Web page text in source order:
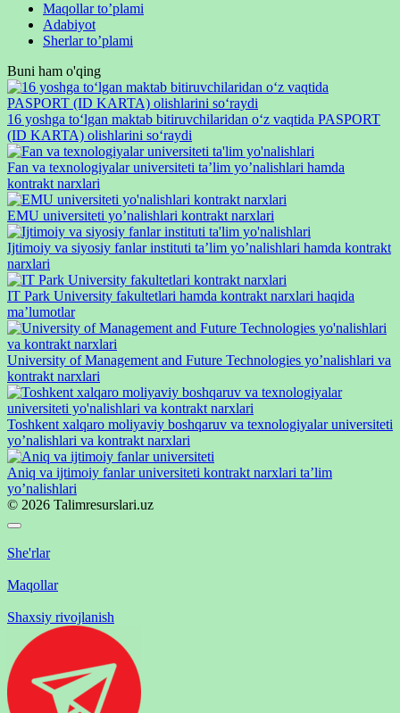
Maqollar to’plami
Adabiyot
Sherlar to’plami
Buni ham o'qing
16 yoshga to‘lgan maktab bitiruvchilaridan o‘z vaqtida PASPORT
(ID KARTA) olishlarini so‘raydi
Fan va texnologiyalar universiteti ta’lim yo’nalishlari hamda
kontrakt narxlari
EMU universiteti yo’nalishlari kontrakt narxlari
Ijtimoiy va siyosiy fanlar instituti ta’lim yo’nalishlari hamda kontrakt
narxlari
IT Park University fakultetlari hamda kontrakt narxlari haqida
ma’lumotlar
University of Management and Future Technologies yo’nalishlari va
kontrakt narxlari
Toshkent xalqaro moliyaviy boshqaruv va texnologiyalar universiteti
yo’nalishlari va kontrakt narxlari
Aniq va ijtimoiy fanlar universiteti kontrakt narxlari ta’lim
yo’nalishlari
© 2026 Talimresurslari.uz
She'rlar
Maqollar
Shaxsiy rivojlanish